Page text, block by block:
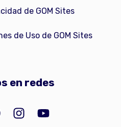
de GOM Sites
de Uso de GOM Sites
en redes